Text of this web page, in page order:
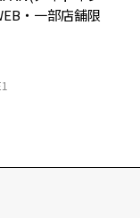
・一部店舗限